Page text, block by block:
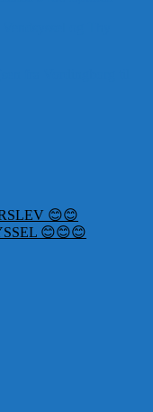
😊😊
😊😊😊